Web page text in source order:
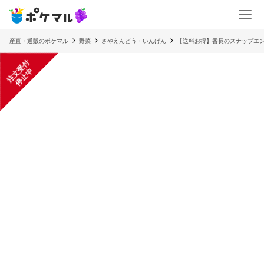
産直・通販のポケマル 野菜 さやえんどう・いんげん 【送料お得】番長のスナップエ
注
文
受
付
停
止
中